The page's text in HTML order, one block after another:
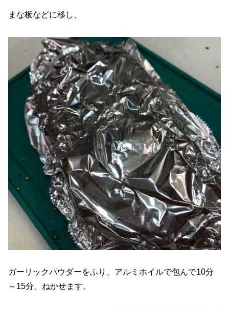
まな板などに移し、
ガーリックパウダーをふり、アルミホイルで包んで10分
～15分、ねかせます。